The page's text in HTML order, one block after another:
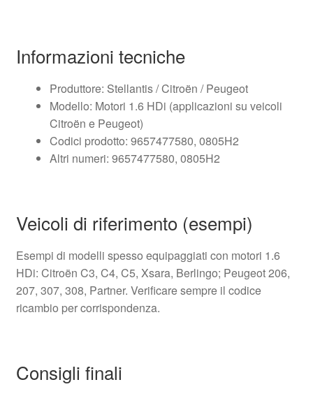
Informazioni tecniche
Produttore: Stellantis / Citroën / Peugeot
Modello: Motori 1.6 HDi (applicazioni su veicoli
Citroën e Peugeot)
Codici prodotto: 9657477580, 0805H2
Altri numeri: 9657477580, 0805H2
Veicoli di riferimento (esempi)
Esempi di modelli spesso equipaggiati con motori 1.6
HDi: Citroën C3, C4, C5, Xsara, Berlingo; Peugeot 206,
207, 307, 308, Partner. Verificare sempre il codice
ricambio per corrispondenza.
Consigli finali